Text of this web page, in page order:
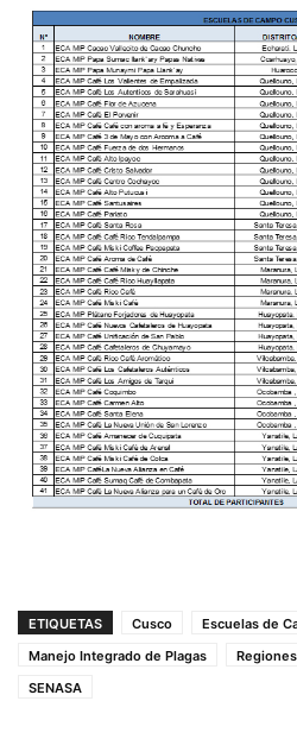
ETIQUETAS Cusco
Escuelas de
Manejo Integrado de Plagas
Regiones
SENASA